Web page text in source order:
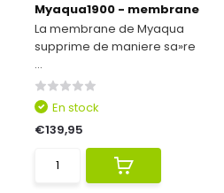
Myaqua1900 - membrane
La membrane de Myaqua
supprime de maniere sa»re
...
En stock
€139,95